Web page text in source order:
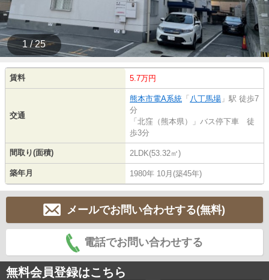
1 / 25
賃料 5.7万円
交通
熊本市電A系統 「 八丁馬場 」駅 徒歩7
分
「北窪（熊本県）」バス停下車 徒
歩3分
間取り(面積) 2LDK(53.32㎡)
築年月 1980年 10月(築45年)
メールでお問い合わせする(無料)
電話でお問い合わせする
無料会員登録はこちら